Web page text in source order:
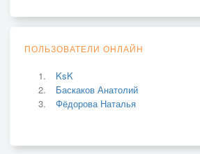
ПОЛЬЗОВАТЕЛИ ОНЛАЙН
KsK
Баскаков Анатолий
Фёдорова Наталья